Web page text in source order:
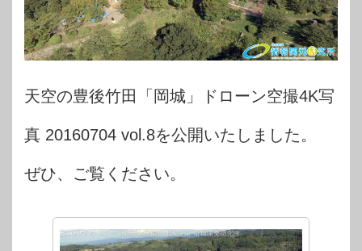
天空の豊後竹田「岡城」ドローン空撮4K写
真 20160704 vol.8を公開いたしました。
ぜひ、ご覧ください。